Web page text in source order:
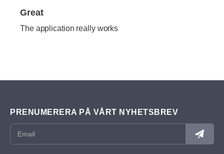
Great
The application really works
PRENUMERERA PÅ VÅRT NYHETSBREV